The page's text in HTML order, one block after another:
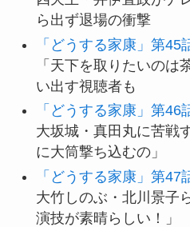
ら出ず退場の衝撃
「どうする家康」第45
「天下を取りたいのは
い出す視聴者も
「どうする家康」第46
大坂城・真田丸に苦戦
に大筒撃ち込むの」
「どうする家康」第47
大竹しのぶ・北川景子
演技が素晴らしい！」